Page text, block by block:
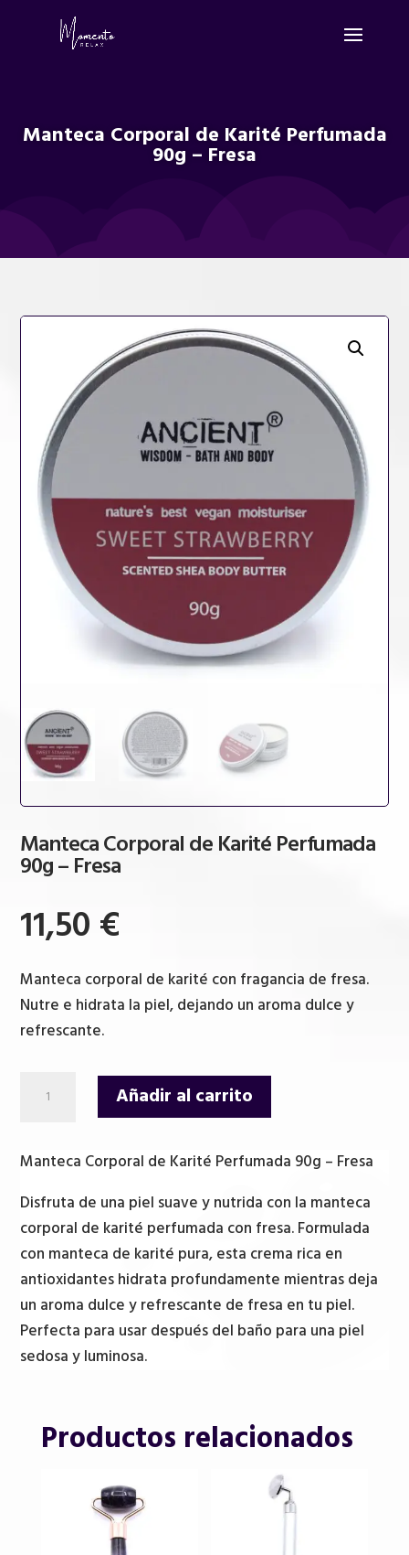
Manteca Corporal de Karité Perfumada
90g – Fresa
Manteca Corporal de Karité Perfumada
90g – Fresa
11,50€
Manteca corporal de karité con fragancia de fresa.
Nutre e hidrata la piel, dejando un aroma dulce y
refrescante.
Corporal
Karité
90g
-
Fresa
cantidad
Añadir al carrito
Manteca Corporal de Karité Perfumada 90g – Fresa
Disfruta de una piel suave y nutrida con la manteca
corporal de karité perfumada con fresa. Formulada
con manteca de karité pura, esta crema rica en
antioxidantes hidrata profundamente mientras deja
un aroma dulce y refrescante de fresa en tu piel.
Perfecta para usar después del baño para una piel
sedosa y luminosa.
Productos relacionados